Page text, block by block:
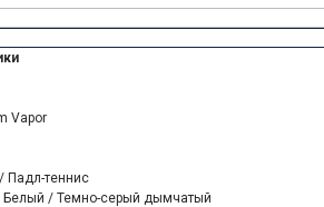
Vapor
/ Падл-теннис
Белый / Темно-серый дымчатый